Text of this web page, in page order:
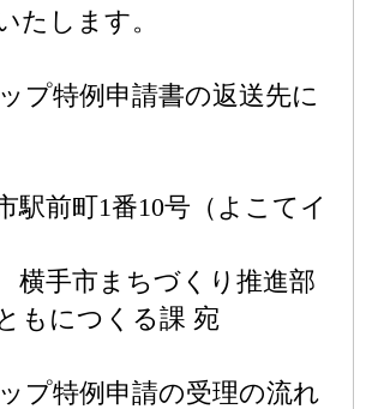
たします。
プ特例申請書の返送先に
駅前町1番10号（よこてイ
手市まちづくり推進部
もにつくる課 宛
プ特例申請の受理の流れ